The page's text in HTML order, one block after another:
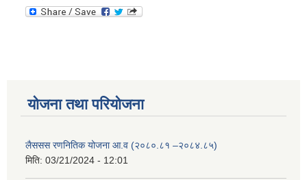
योजना तथा परियोजना
लैससस रणनितिक योजना आ.व (२०८०.८१ –२०८४.८५)
मिति: 03/21/2024 - 12:01